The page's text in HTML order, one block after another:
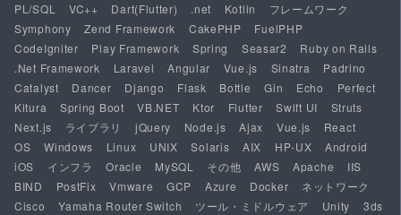
PL/SQL
VC++ Dart(Flutter) .net Kotlin
フレームワーク
Symphony
Zend Framework CakePHP
FuelPHP
CodeIgniter
Play Framework Spring Seasar2
Ruby on Rails
.Net Framework
Laravel Angular Vue.js Sinatra
Padrino
Catalyst
Dancer Django Flask Bottle Gin Echo
Perfect
Kitura
Spring Boot VB.NET Ktor Flutter Swift UI
Struts
Next.js
ライブラリ jQuery Node.js Ajax Vue.js
React
OS
Windows Linux UNIX Solaris AIX HP-UX
Android
iOS
インフラ Oracle MySQL その他 AWS Apache
IIS
BIND
PostFix Vmware GCP Azure Docker
ネットワーク
Cisco
Yamaha Router Switch ツール・ミドルウェア Unity
3ds